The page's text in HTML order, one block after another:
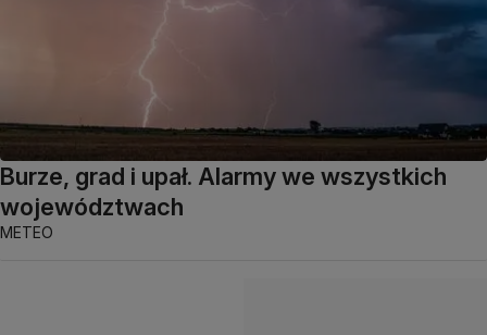
Burze, grad i upał. Alarmy we wszystkich
województwach
METEO